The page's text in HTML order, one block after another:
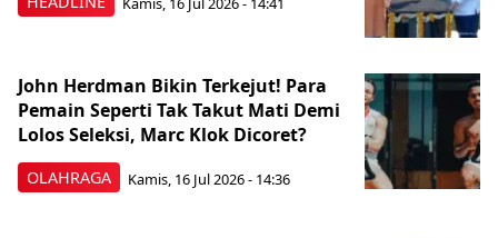
OLAHRAGA
John Herdman Bikin Terkejut! Para
Pemain Seperti Tak Takut Mati Demi
Lolos Seleksi, Marc Klok Dicoret?
Kamis, 16 Jul 2026 - 14:36